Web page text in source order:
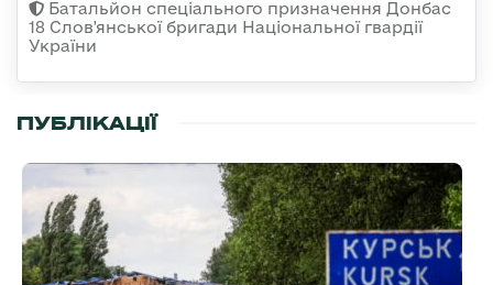
Батальйон спеціального призначення Донбас
18 Слов'янської бригади Національної гвардії
України
ПУБЛІКАЦІЇ